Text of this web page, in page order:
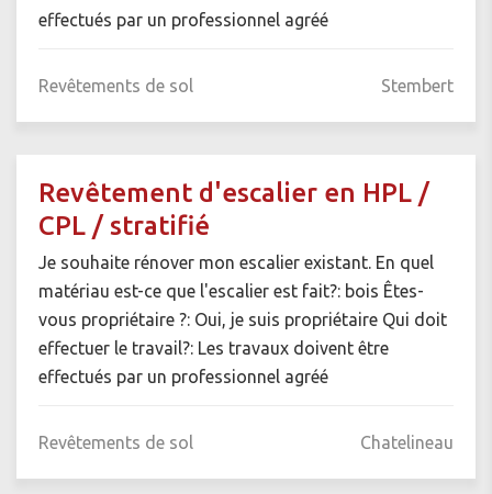
effectués par un professionnel agréé
Revêtements de sol Stembert
Revêtement d'escalier en HPL /
CPL / stratifié
Je souhaite rénover mon escalier existant. En quel
matériau est-ce que l'escalier est fait?: bois Êtes-
vous propriétaire ?: Oui, je suis propriétaire Qui doit
effectuer le travail?: Les travaux doivent être
effectués par un professionnel agréé
Revêtements de sol Chatelineau